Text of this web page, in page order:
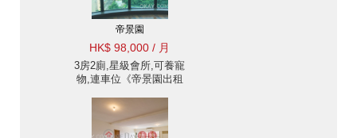
帝景園
HK$ 98,000 / 月
3房2廁,星級會所,可養寵
物,連車位《帝景園出租